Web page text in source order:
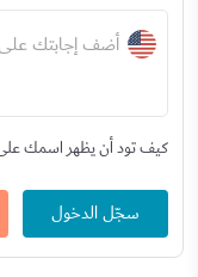
أضف إجابتك
كيف تود أن يظهر اسمك على
سجّل الدخول